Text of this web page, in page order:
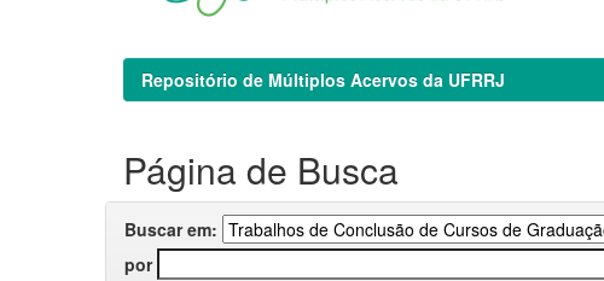
Repositório de Múltiplos Acervos da UFRRJ
Página de Busca
Buscar em:
por